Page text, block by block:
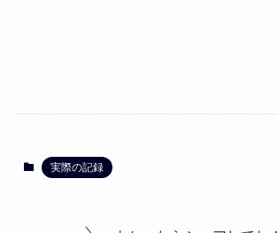
実際の記録